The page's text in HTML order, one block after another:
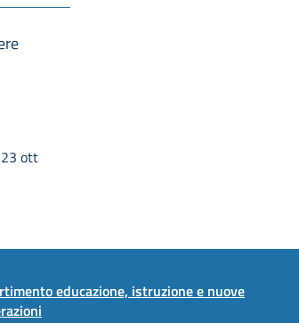
ott
educazione, istruzione e nuove